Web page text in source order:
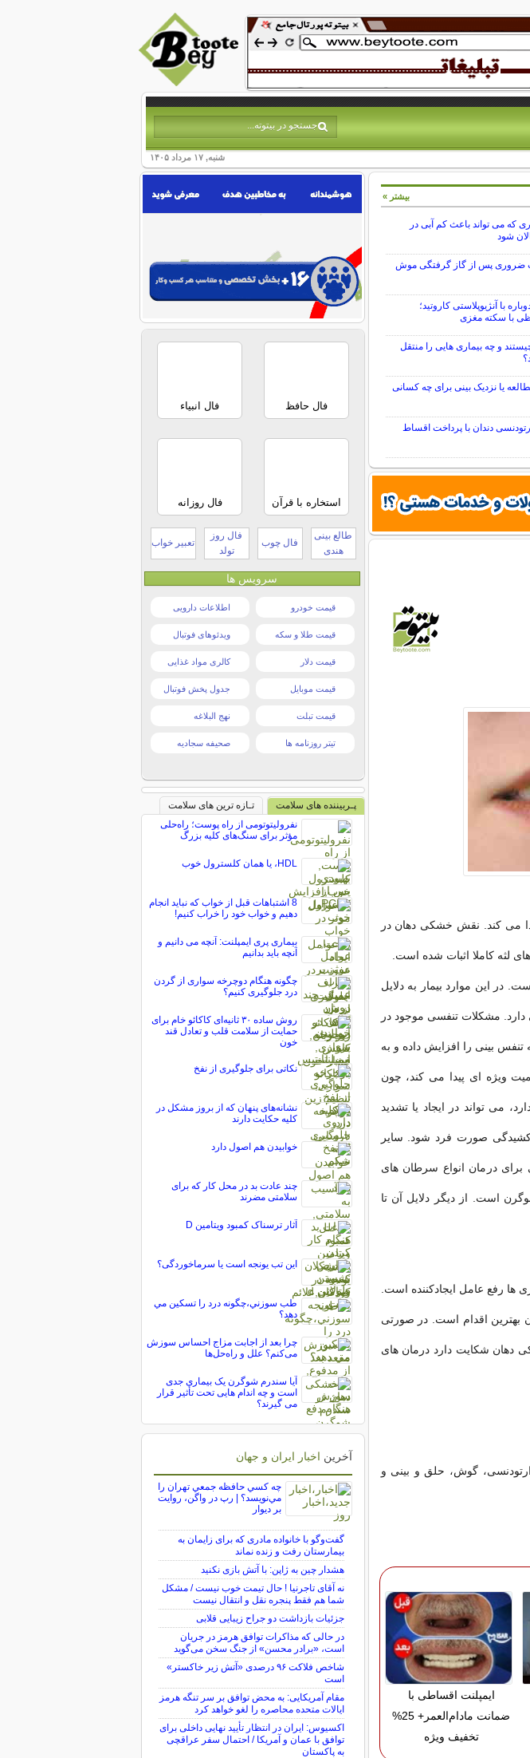
شنبه, ۱۷ مرداد ۱۴۰۵
که می تواند باعث کم آبی در
شود
ضروری پس از گاز گرفتگی موش
با آنژیوپلاستی کاروتید؛
با سکته مغزی
و چه بیماری هایی را منتقل
یا نزدیک بینی برای چه کسانی
دندان با پرداخت اقساط
بیشتر »
می کند. نقش خشکی دهان در
لثه کاملا اثبات شده است.
در این موارد بیمار به دلایل
دارد. مشکلات تنفسی موجود در
بینی را افزایش داده و به
ویژه ای پیدا می کند، چون
می تواند در ایجاد یا تشدید
کشیدگی صورت فرد شود. سایر
برای درمان انواع سرطان های
است. از دیگر دلایل آن تا
ها رفع عامل ایجادکننده است.
بهترین اقدام است. در صورتی
دهان شکایت دارد درمان های
گوش، حلق و بینی و
ایمپلنت اقساطی با
ضمانت مادام‌العمر+ 25%
تخفیف ویژه
فال حافظ فال انبیاء
استخاره با قرآن فال روزانه
طالع بینی
هندی
فال چوب
فال روز
تولد
تعبیر خواب
سرویس ها
قیمت خودرو اطلاعات دارویی
قیمت طلا و سکه ویدئوهای فوتبال
قیمت دلار کالری مواد غذایی
قیمت موبایل جدول پخش فوتبال
قیمت تبلت نهج البلاغه
تیتر روزنامه ها صحیفه سجادیه
پـربیننده های سلامت
تـازه ترین های سلامت
نفرولیتوتومی از راه پوست؛ راه‌حلی
مؤثر برای سنگ‌های کلیه بزرگ
HDL، یا همان کلسترول خوب
8 اشتباهات قبل از خواب که نباید انجام
دهیم و خواب خود را خراب کنیم!
بیماری پری ایمپلنت: آنچه می دانیم و
آنچه باید بدانیم
چگونه هنگام دوچرخه سواری از گردن
درد جلوگیری کنیم؟
روش ساده ۳۰ ثانیه‌ای کاکائو خام برای
حمایت از سلامت قلب و تعادل قند
خون
نکاتی برای جلوگیری از نفخ
نشانه‌های پنهان که از بروز مشکل در
کلیه حکایت دارند
خوابيدن هم اصول دارد
چند عادت بد در محل کار که برای
سلامتی مضرند
آثار ترسناک کمبود ویتامین D
این تب یونجه است یا سرماخوردگی؟
طب سوزني،چگونه درد را تسكين مي
دهد؟
چرا بعد از اجابت مزاج احساس سوزش
می‌کنم؟ علل و راه‌حل‌ها
آیا سندرم شوگرن یک بیماری جدی
است و چه اندام هایی تحت تأثیر قرار
می گیرند؟
آخرین اخبار ایران و جهان
چه كسي حافظه جمعي تهران را
مي‌نويسد؟ | رپ در واگن، روايت
بر ديوار
گفت‌وگو با خانواده مادری که برای زایمان به
بیمارستان رفت و زنده نماند
هشدار چین به ژاپن: با آتش بازی نکنید
نه آقای تاجرنیا ! حال تیمت خوب نیست / مشکل
شما هم فقط پنجره نقل و انتقال نیست
جزئیات بازداشت دو جراح زیبایی قلابی
در حالی که مذاکرات توافق هرمز در جریان
است، «برادر محسن» از جنگ سخن می‌گوید
شاخص فلاکت ۹۶ درصدی «آتش زیر خاکستر»
است
مقام آمریکایی: به محض توافق بر سر تنگه هرمز
ایالات متحده محاصره را لغو خواهد کرد
اکسیوس: ایران در انتظار تأیید نهایی داخلی برای
توافق با عمان و آمریکا / احتمال سفر عراقچی
به پاکستان